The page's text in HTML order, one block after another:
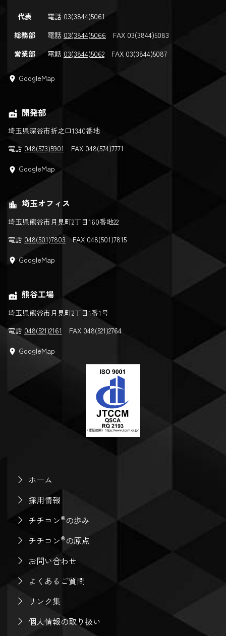
代表 電話 03(3844)5061
総務部
電話 03(3844)5066
FAX 03(3844)5083
営業部
電話 03(3844)5062 FAX 03(3844)5087
location_on GoogleMap
factory 開発部
埼玉県深谷市折之口1340番地
電話 048(573)5901 FAX 048(574)7771
location_on GoogleMap
location_city 埼玉オフィス
埼玉県熊谷市月見町2丁目160番地22
電話 048(501)7803 FAX 048(501)7815
location_onGoogleMap
factory 熊谷工場
埼玉県熊谷市月見町2丁目1番1号
電話 048(521)2161 FAX 048(521)2764
location_on GoogleMap
ホーム
採用情報
チチコン®の歩み
チチコン®の原点
お問い合わせ
よくあるご質問
リンク集
個人情報の取り扱い